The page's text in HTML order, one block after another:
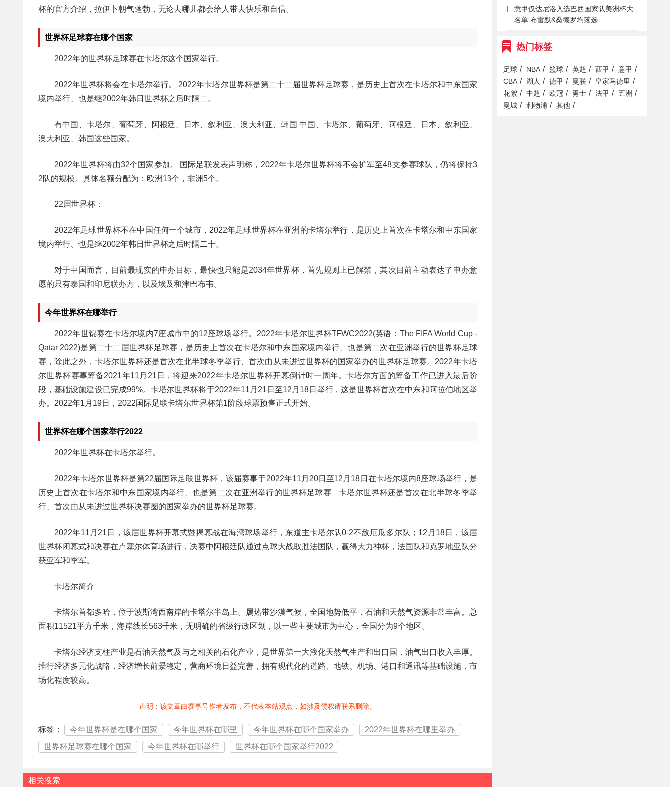
杯的官方介绍，拉伊卜朝气蓬勃，无论去哪儿都会给人带去快乐和自信。
世界杯足球赛在哪个国家
2022年的世界杯足球赛在卡塔尔这个国家举行。
2022年世界杯将会在卡塔尔举行。 2022年卡塔尔世界杯是第二十二届世界杯足球赛，是历史上首次在卡塔尔和中东国家
境内举行、也是继2002年韩日世界杯之后时隔二。
有中国、卡塔尔、葡萄牙、阿根廷、日本、叙利亚、澳大利亚、韩国 中国、卡塔尔、葡萄牙、阿根廷、日本、叙利亚、
澳大利亚、韩国这些国家。
2022年世界杯将由32个国家参加。 国际足联发表声明称，2022年卡塔尔世界杯将不会扩军至48支参赛球队，仍将保持3
2队的规模。具体名额分配为：欧洲13个，非洲5个。
22届世界杯：
2022年足球世界杯不在中国任何一个城市，2022年足球世界杯在亚洲的卡塔尔举行，是历史上首次在卡塔尔和中东国家
境内举行、也是继2002年韩日世界杯之后时隔二十。
对于中国而言，目前最现实的申办目标，最快也只能是2034年世界杯，首先规则上已解禁，其次目前主动表达了申办意
愿的只有泰国和印尼联办方，以及埃及和津巴布韦。
今年世界杯在哪举行
2022年世锦赛在卡塔尔境内7座城市中的12座球场举行。2022年卡塔尔世界杯TFWC2022(英语：The FIFA World Cup -
Qatar 2022)是第二十二届世界杯足球赛，是历史上首次在卡塔尔和中东国家境内举行、也是第二次在亚洲举行的世界杯足球
赛，除此之外，卡塔尔世界杯还是首次在北半球冬季举行、首次由从未进过世界杯的国家举办的世界杯足球赛。2022年卡塔
尔世界杯赛事筹备2021年11月21日，将迎来2022年卡塔尔世界杯开幕倒计时一周年。卡塔尔方面的筹备工作已进入最后阶
段，基础设施建设已完成99%。卡塔尔世界杯将于2022年11月21日至12月18日举行，这是世界杯首次在中东和阿拉伯地区举
办。2022年1月19日，2022国际足联卡塔尔世界杯第1阶段球票预售正式开始。
世界杯在哪个国家举行2022
2022年世界杯在卡塔尔举行。
2022年卡塔尔世界杯是第22届国际足联世界杯，该届赛事于2022年11月20日至12月18日在卡塔尔境内8座球场举行，是
历史上首次在卡塔尔和中东国家境内举行、也是第二次在亚洲举行的世界杯足球赛，卡塔尔世界杯还是首次在北半球冬季举
行、首次由从未进过世界杯决赛圈的国家举办的世界杯足球赛。
2022年11月21日，该届世界杯开幕式暨揭幕战在海湾球场举行，东道主卡塔尔队0-2不敌厄瓜多尔队；12月18日，该届
世界杯闭幕式和决赛在卢塞尔体育场进行，决赛中阿根廷队通过点球大战取胜法国队，赢得大力神杯，法国队和克罗地亚队分
获亚军和季军。
卡塔尔简介
卡塔尔首都多哈，位于波斯湾西南岸的卡塔尔半岛上。属热带沙漠气候，全国地势低平，石油和天然气资源非常丰富。总
面积11521平方千米，海岸线长563千米，无明确的省级行政区划，以一些主要城市为中心，全国分为9个地区。
卡塔尔经济支柱产业是石油天然气及与之相关的石化产业，是世界第一大液化天然气生产和出口国，油气出口收入丰厚。
推行经济多元化战略，经济增长前景稳定，营商环境日益完善，拥有现代化的道路、地铁、机场、港口和通讯等基础设施，市
场化程度较高。
声明：该文章由赛事号作者发布，不代表本站观点，如涉及侵权请联系删除。
标签： 今年世界杯是在哪个国家 今年世界杯在哪里 今年世界杯在哪个国家举办
2022年世界杯在哪里举办
世界杯足球赛在哪个国家
今年世界杯在哪举行 世界杯在哪个国家举行2022
相关搜索
意甲仅达尼洛入选巴西国家队美洲杯大
名单 布雷默&桑德罗均落选
热门标签
足球 / NBA / 篮球 / 英超 / 西甲 / 意甲 /
CBA / 湖人 / 德甲 / 曼联 / 皇家马德里 /
花絮 / 中超 / 欧冠 / 勇士 / 法甲 / 五洲 /
曼城 / 利物浦 / 其他 /